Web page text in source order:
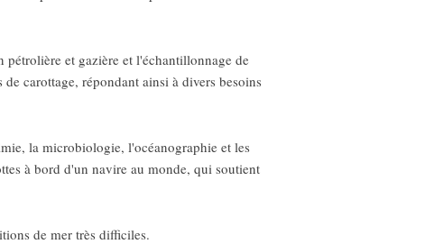
et gazière et l'échantillonnage de
carottage, répondant ainsi à divers besoins
la microbiologie, l'océanographie et les
à bord d'un navire au monde, qui soutient
de mer très difficiles.